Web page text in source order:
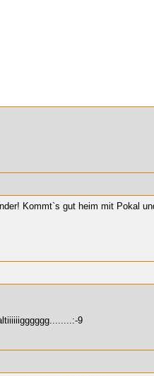
Kommt`s gut heim mit Pokal
9